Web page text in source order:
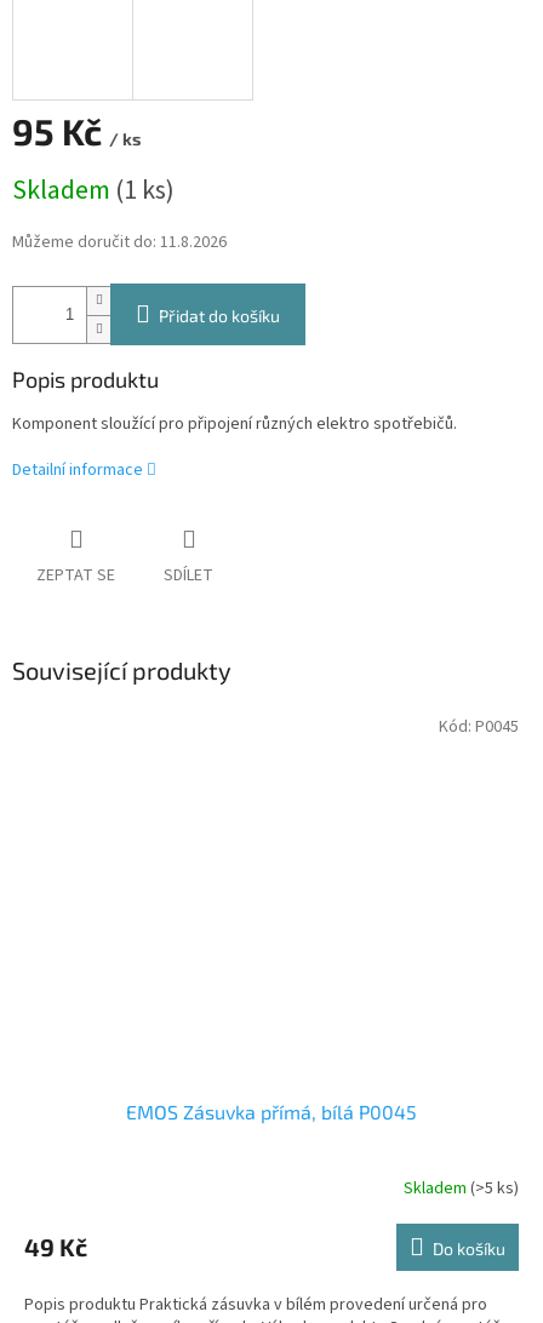
95 Kč / ks
cena:
Skladem (1 ks)
Můžeme doručit do: 11.8.2026
Přidat do košíku
Popis produktu
Komponent sloužící pro připojení různých elektro spotřebičů.
Detailní informace
ZEPTAT SE SDÍLET
Související produkty
EMOS Zásuvka přímá, bílá P0045
Skladem (>5 ks)
49 Kč Do košíku
Popis produktu Praktická zásuvka v bílém provedení určená pro
Kód: P0045